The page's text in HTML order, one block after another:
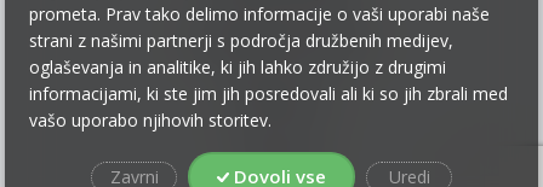
Pogoji poslovanja
Zasebnost
Piškotki
prometa. Prav tako delimo informacije o vaši uporabi naše
strani z našimi partnerji s področja družbenih medijev,
oglaševanja in analitike, ki jih lahko združijo z drugimi
informacijami, ki ste jim jih posredovali ali ki so jih zbrali med
vašo uporabo njihovih storitev.
Zavrni Dovoli vse Uredi